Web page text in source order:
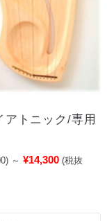
アトニック/専用
～ ¥14,300 (税抜